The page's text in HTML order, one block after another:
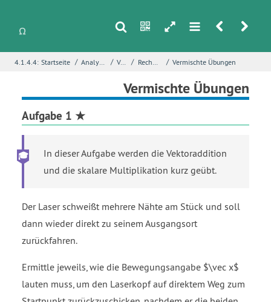
s n h m r u
4.1.4.4: Startseite / Analytische Geometrie / Vektoren / Rechnen mit Vektoren / Vermischte Übungen
Vermischte Übungen
Aufgabe 1 ★
In dieser Aufgabe werden die Vektoraddition
und die skalare Multiplikation kurz geübt.
Der Laser schweißt mehrere Nähte am Stück und soll
dann wieder direkt zu seinem Ausgangsort
zurückfahren.
Ermittle jeweils, wie die Bewegungsangabe $\vec x$
lauten muss, um den Laserkopf auf direktem Weg zum
Fehlerbeschreibung*